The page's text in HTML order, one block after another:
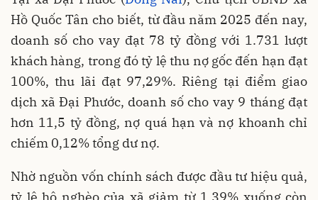
Hồ Quốc Tân cho biết, từ đầu năm 2025 đến nay,
doanh số cho vay đạt 78 tỷ đồng với 1.731 lượt
khách hàng, trong đó tỷ lệ thu nợ gốc đến hạn đạt
100%, thu lãi đạt 97,29%. Riêng tại điểm giao
dịch xã Đại Phước, doanh số cho vay 9 tháng đạt
hơn 11,5 tỷ đồng, nợ quá hạn và nợ khoanh chỉ
chiếm 0,12% tổng dư nợ.
Nhờ nguồn vốn chính sách được đầu tư hiệu quả,